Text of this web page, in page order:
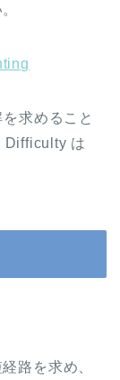
求めること
Difficulty は
路を求め、